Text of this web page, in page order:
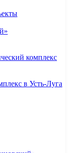
комплекс
в Усть-Луга